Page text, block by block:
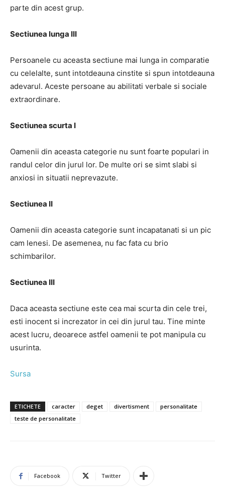
parte din acest grup.
Sectiunea lunga III
Persoanele cu aceasta sectiune mai lunga in comparatie
cu celelalte, sunt intotdeauna cinstite si spun intotdeauna
adevarul. Aceste persoane au abilitati verbale si sociale
extraordinare.
Sectiunea scurta I
Oamenii din aceasta categorie nu sunt foarte populari in
randul celor din jurul lor. De multe ori se simt slabi si
anxiosi in situatii neprevazute.
Sectiunea II
Oamenii din aceasta categorie sunt incapatanati si un pic
cam lenesi. De asemenea, nu fac fata cu brio
schimbarilor.
Sectiunea III
Daca aceasta sectiune este cea mai scurta din cele trei,
esti inocent si increzator in cei din jurul tau. Tine minte
acest lucru, deoarece astfel oamenii te pot manipula cu
usurinta.
Sursa
ETICHETE caracter deget divertisment
personalitate
teste de personalitate
Facebook Twitter